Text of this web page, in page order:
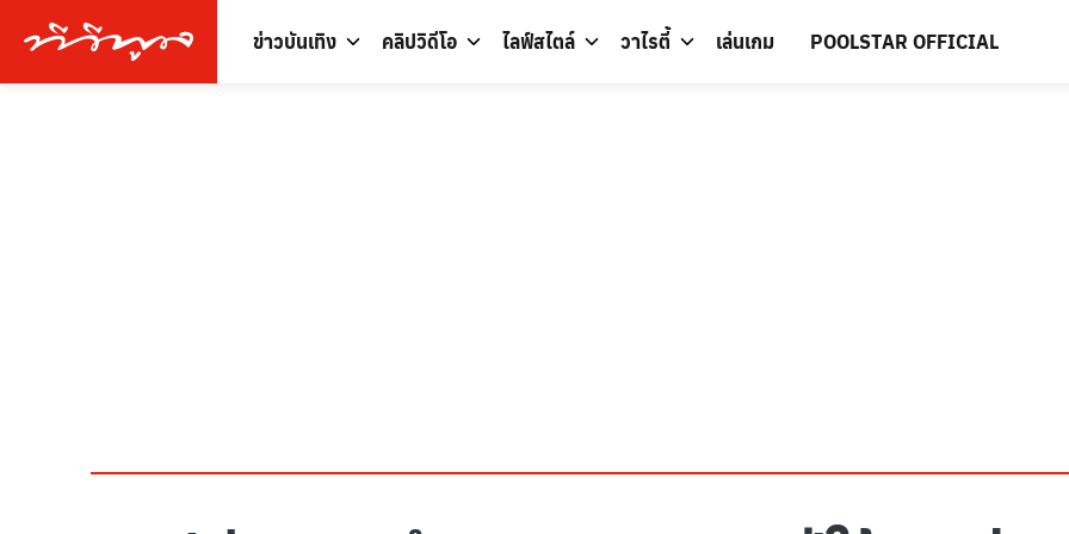
ข่าวบันเทิง คลิปวิดีโอ ไลฟ์สไตล์ วาไรตี้ เล่นเกม POOLSTAR OFFICIAL